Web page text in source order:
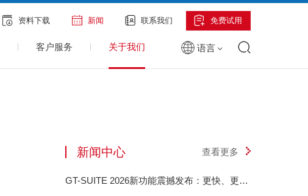
资料下载 新闻 联系我们 免费试用
客户服务 关于我们 语言
新闻中心 查看更多
GT-SUITE 2026新功能震撼发布：更快、更智